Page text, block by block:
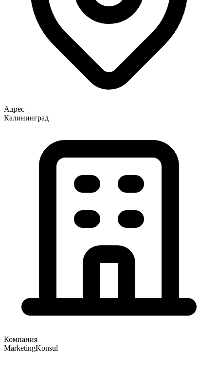
Адрес
Калининград
Компания
MarketingKonsul